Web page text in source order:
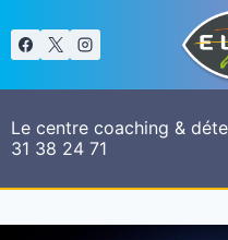
au
Le centre coaching &
31 38 24 71